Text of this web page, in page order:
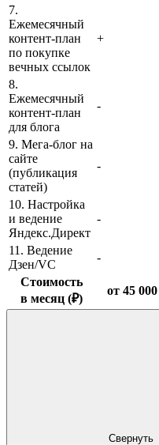
7.
Ежемесячный
контент-план
по покупке
вечных ссылок
+
8.
Ежемесячный
контент-план
для блога
-
9. Мега-блог на
сайте
(публикация
статей)
-
10. Настройка
и ведение
Яндекс.Директ
-
11. Ведение
Дзен/VC
-
Стоимость
в месяц (₽)
от 45 000
Свернуть